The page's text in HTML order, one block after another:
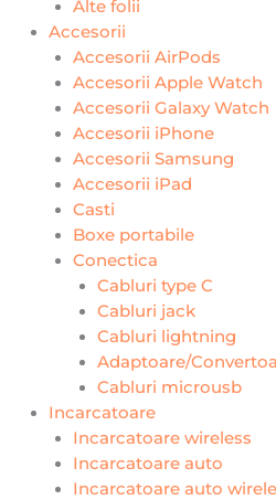
Alte folii
Accesorii
Accesorii AirPods
Accesorii Apple Watch
Accesorii Galaxy Watch
Accesorii iPhone
Accesorii Samsung
Accesorii iPad
Casti
Boxe portabile
Conectica
Cabluri type C
Cabluri jack
Cabluri lightning
Adaptoare/
Cabluri microusb
Incarcatoare
Incarcatoare wireless
Incarcatoare auto
Incarcatoare auto